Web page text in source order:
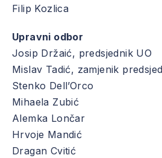
Filip Kozlica
Upravni odbor
Josip Držaić, predsjednik UO
Mislav Tadić, zamjenik
Stenko Dell’Orco
Mihaela Zubić
Alemka Lončar
Hrvoje Mandić
Dragan Cvitić